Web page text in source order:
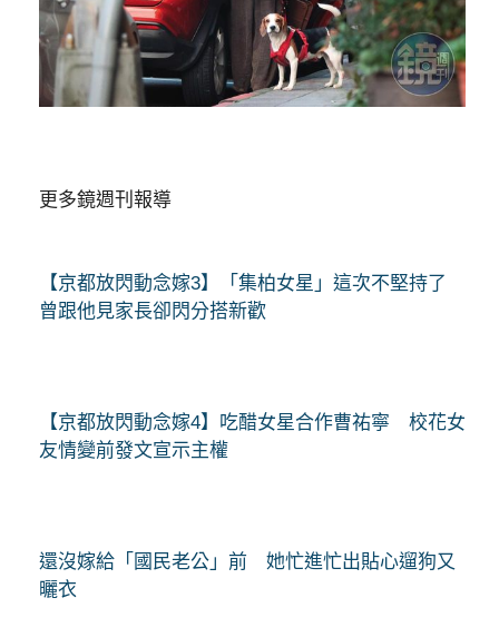
更多鏡週刊報導
【京都放閃動念嫁3】「集柏女星」這次不堅持了
曾跟他見家長卻閃分搭新歡
【京都放閃動念嫁4】吃醋女星合作曹祐寧 校花女
友情變前發文宣示主權
還沒嫁給「國民老公」前 她忙進忙出貼心遛狗又
曬衣